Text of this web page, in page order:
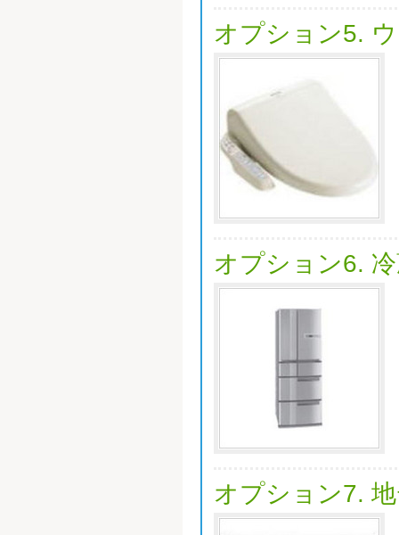
オプション5.
オプション6.
オプション7.